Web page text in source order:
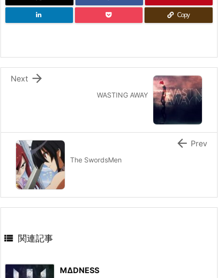
Copy
WASTING AWAY

Next
The SwordsMen
 Prev
 関連記事
MΔDNESS